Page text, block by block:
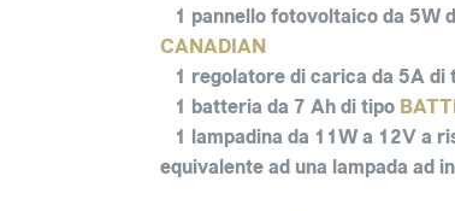
1 pannello fotovoltaico da 5W
CANADIAN
1 regolatore di carica da 5Adi
1 batteria da 7 Ahdi tipo
1 lampadina da 11W a 12V a
equivalente ad una lampada ad